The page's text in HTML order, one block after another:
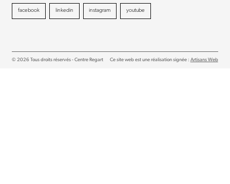
facebook linkedin instagram youtube
© 2026 Tous droits réservés - Centre Regart Ce site web est une réalisation signée : Artisans Web